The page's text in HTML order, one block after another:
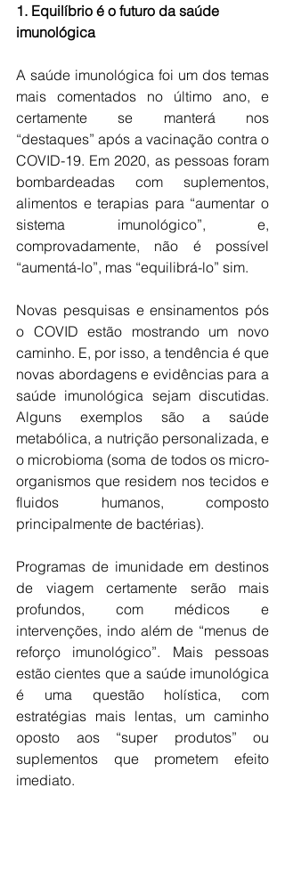
1. Equilíbrio é o futuro da saúde
imunológica
A saúde imunológica foi um dos temas
mais comentados no último ano, e
certamente se manterá nos
“destaques” após a vacinação contra o
COVID-19. Em 2020, as pessoas foram
bombardeadas com suplementos,
alimentos e terapias para “aumentar o
sistema imunológico”, e,
comprovadamente, não é possível
“aumentá-lo”, mas “equilibrá-lo” sim.
Novas pesquisas e ensinamentos pós
o COVID estão mostrando um novo
caminho. E, por isso, a tendência é que
novas abordagens e evidências para a
saúde imunológica sejam discutidas.
Alguns exemplos são a saúde
metabólica, a nutrição personalizada, e
o microbioma (soma de todos os micro-
organismos que residem nos tecidos e
fluidos humanos, composto
principalmente de bactérias).
Programas de imunidade em destinos
de viagem certamente serão mais
profundos, com médicos e
intervenções, indo além de “menus de
reforço imunológico”. Mais pessoas
estão cientes que a saúde imunológica
é uma questão holística, com
estratégias mais lentas, um caminho
oposto aos “super produtos” ou
suplementos que prometem efeito
imediato.